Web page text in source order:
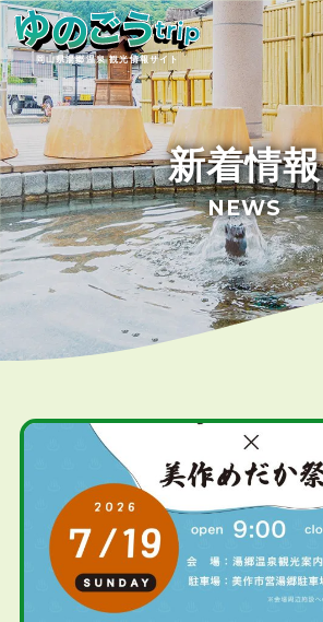
岡山県湯郷温泉 観光情報サイト
新着情報
NEWS